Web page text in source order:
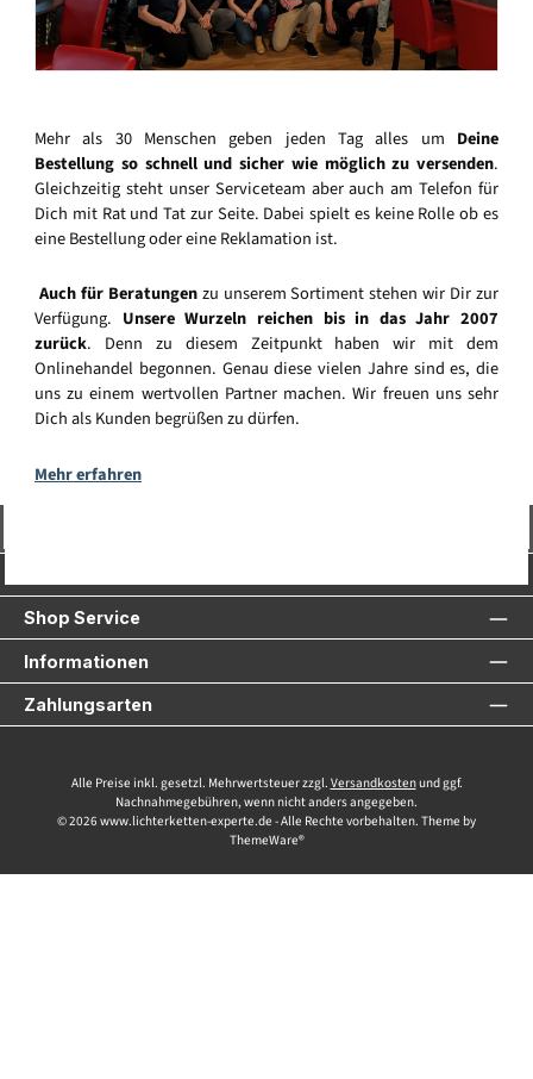
Mehr als 30 Menschen geben jeden Tag alles um Deine
Bestellung so schnell und sicher wie möglich zu versenden.
Gleichzeitig steht unser Serviceteam aber auch am Telefon für
Dich mit Rat und Tat zur Seite. Dabei spielt es keine Rolle ob es
eine Bestellung oder eine Reklamation ist.
Auch für Beratungenzu unserem Sortiment stehen wir Dir zur
Verfügung. Unsere Wurzeln reichen bis in das Jahr 2007
zurück. Denn zu diesem Zeitpunkt haben wir mit dem
Onlinehandel begonnen. Genau diese vielen Jahre sind es, die
uns zu einem wertvollen Partner machen. Wir freuen uns sehr
Dich als Kunden begrüßen zu dürfen.
Mehr erfahren
Shop Service
Informationen
Zahlungsarten
Alle Preise inkl. gesetzl. Mehrwertsteuer zzgl. Versandkostenund ggf.
Nachnahmegebühren, wenn nicht anders angegeben.
© 2026 www.lichterketten-experte.de - Alle Rechte vorbehalten. Theme by
ThemeWare®